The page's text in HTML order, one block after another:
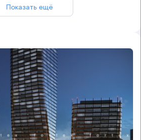
Показать ещё